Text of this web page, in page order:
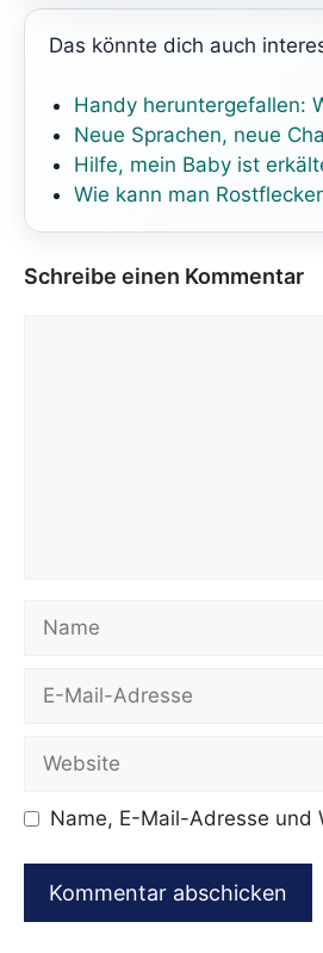
Das könnte dich auch
Handy heruntergefallen:
Neue Sprachen, neue
Hilfe, mein Baby ist
Wie kann man
Schreibe einen Kommentar
Mail-
Name, E-Mail-Adresse und